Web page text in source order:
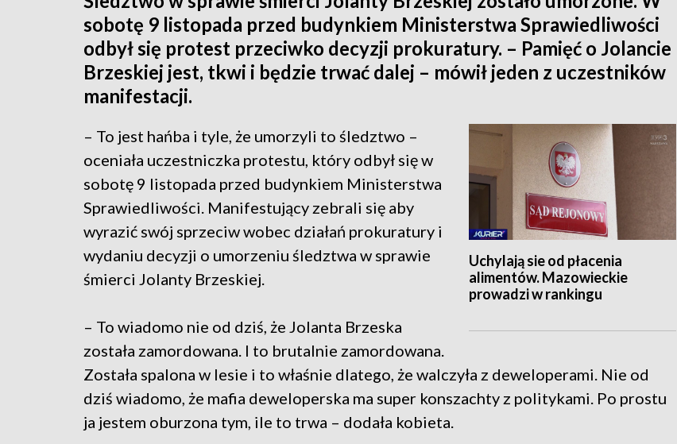
sobotę 9 listopada przed budynkiem Ministerstwa Sprawiedliwości
odbył się protest przeciwko decyzji prokuratury. – Pamięć o Jolancie
Brzeskiej jest, tkwi i będzie trwać dalej – mówił jeden z uczestników
manifestacji.
Uchylają sie od płacenia
alimentów. Mazowieckie
prowadzi w rankingu
– To jest hańba i tyle, że umorzyli to śledztwo –
oceniała uczestniczka protestu, który odbył się w
sobotę 9 listopada przed budynkiem Ministerstwa
Sprawiedliwości. Manifestujący zebrali się aby
wyrazić swój sprzeciw wobec działań prokuratury i
wydaniu decyzji o umorzeniu śledztwa w sprawie
śmierci Jolanty Brzeskiej.
– To wiadomo nie od dziś, że Jolanta Brzeska
została zamordowana. I to brutalnie zamordowana.
Została spalona w lesie i to właśnie dlatego, że walczyła z deweloperami. Nie od
dziś wiadomo, że mafia deweloperska ma super konszachty z politykami. Po prostu
ja jestem oburzona tym, ile to trwa – dodała kobieta.